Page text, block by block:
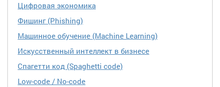
Цифровая экономика
Фишинг (Phishing)
Машинное обучение (Machine Learning)
Искусственный интеллект в бизнесе
Спагетти код (Spaghetti code)
Low-code / No-code